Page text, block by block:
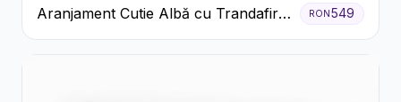
Aranjament Cutie Albă cu Trandafiri
Roșii și Raffaello
RON549